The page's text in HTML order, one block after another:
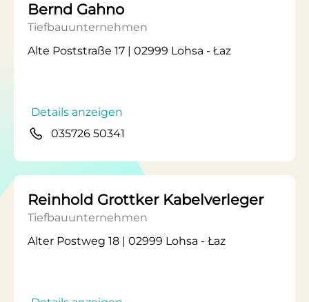
Bernd Gahno
Tiefbauunternehmen
Alte Poststraße 17 | 02999 Lohsa - Łaz
Details anzeigen
035726 50341
Reinhold Grottker Kabelverleger
Tiefbauunternehmen
Alter Postweg 18 | 02999 Lohsa - Łaz